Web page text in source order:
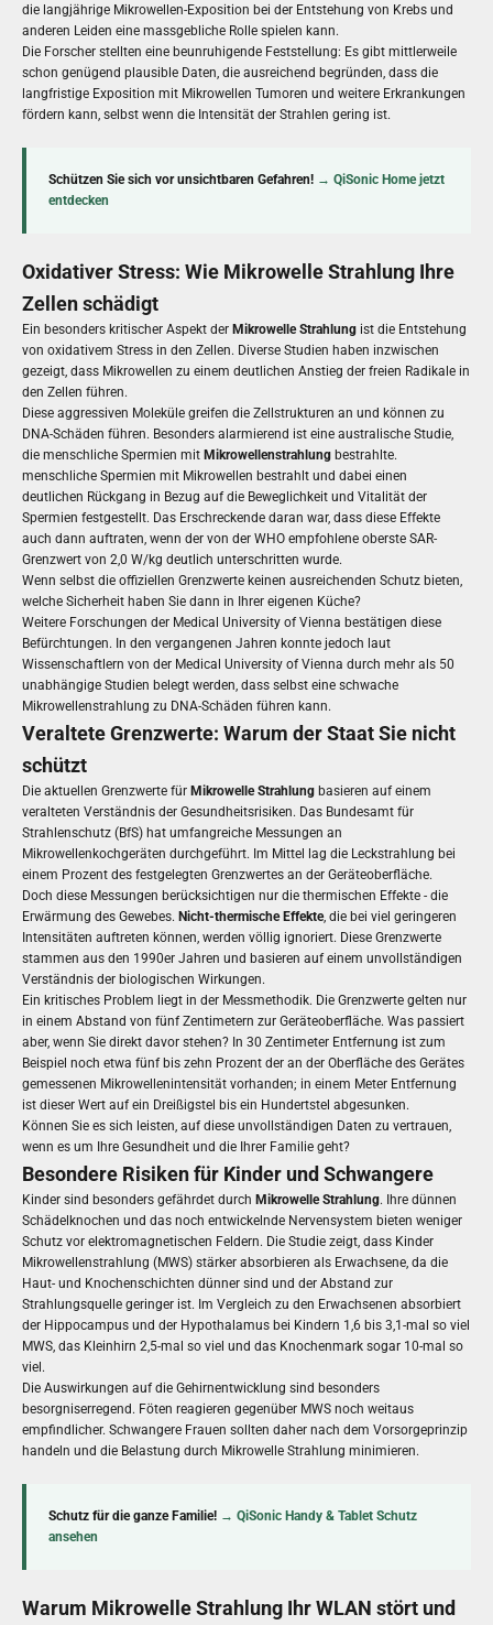
die langjährige Mikrowellen-Exposition bei der Entstehung von Krebs und
anderen Leiden eine massgebliche Rolle spielen kann.
Die Forscher stellten eine beunruhigende Feststellung: Es gibt mittlerweile
schon genügend plausible Daten, die ausreichend begründen, dass die
langfristige Exposition mit Mikrowellen Tumoren und weitere Erkrankungen
fördern kann, selbst wenn die Intensität der Strahlen gering ist.
Schützen Sie sich vor unsichtbaren Gefahren! → QiSonic Home jetzt
entdecken
Oxidativer Stress: Wie Mikrowelle Strahlung Ihre
Zellen schädigt
Ein besonders kritischer Aspekt der Mikrowelle Strahlung ist die Entstehung
von oxidativem Stress in den Zellen. Diverse Studien haben inzwischen
gezeigt, dass Mikrowellen zu einem deutlichen Anstieg der freien Radikale in
den Zellen führen.
Diese aggressiven Moleküle greifen die Zellstrukturen an und können zu
DNA-Schäden führen. Besonders alarmierend ist eine australische Studie,
die menschliche Spermien mit Mikrowellenstrahlung bestrahlte.
menschliche Spermien mit Mikrowellen bestrahlt und dabei einen
deutlichen Rückgang in Bezug auf die Beweglichkeit und Vitalität der
Spermien festgestellt. Das Erschreckende daran war, dass diese Effekte
auch dann auftraten, wenn der von der WHO empfohlene oberste SAR-
Grenzwert von 2,0 W/kg deutlich unterschritten wurde.
Wenn selbst die offiziellen Grenzwerte keinen ausreichenden Schutz bieten,
welche Sicherheit haben Sie dann in Ihrer eigenen Küche?
Weitere Forschungen der Medical University of Vienna bestätigen diese
Befürchtungen. In den vergangenen Jahren konnte jedoch laut
Wissenschaftlern von der Medical University of Vienna durch mehr als 50
unabhängige Studien belegt werden, dass selbst eine schwache
Mikrowellenstrahlung zu DNA-Schäden führen kann.
Veraltete Grenzwerte: Warum der Staat Sie nicht
schützt
Die aktuellen Grenzwerte für Mikrowelle Strahlung basieren auf einem
veralteten Verständnis der Gesundheitsrisiken. Das Bundesamt für
Strahlenschutz (BfS) hat umfangreiche Messungen an
Mikrowellenkochgeräten durchgeführt. Im Mittel lag die Leckstrahlung bei
einem Prozent des festgelegten Grenzwertes an der Geräteoberfläche.
Doch diese Messungen berücksichtigen nur die thermischen Effekte - die
Erwärmung des Gewebes. Nicht-thermische Effekte, die bei viel geringeren
Intensitäten auftreten können, werden völlig ignoriert. Diese Grenzwerte
stammen aus den 1990er Jahren und basieren auf einem unvollständigen
Verständnis der biologischen Wirkungen.
Ein kritisches Problem liegt in der Messmethodik. Die Grenzwerte gelten nur
in einem Abstand von fünf Zentimetern zur Geräteoberfläche. Was passiert
aber, wenn Sie direkt davor stehen? In 30 Zentimeter Entfernung ist zum
Beispiel noch etwa fünf bis zehn Prozent der an der Oberfläche des Gerätes
gemessenen Mikrowellenintensität vorhanden; in einem Meter Entfernung
ist dieser Wert auf ein Dreißigstel bis ein Hundertstel abgesunken.
Können Sie es sich leisten, auf diese unvollständigen Daten zu vertrauen,
wenn es um Ihre Gesundheit und die Ihrer Familie geht?
Besondere Risiken für Kinder und Schwangere
Kinder sind besonders gefährdet durch Mikrowelle Strahlung. Ihre dünnen
Schädelknochen und das noch entwickelnde Nervensystem bieten weniger
Schutz vor elektromagnetischen Feldern. Die Studie zeigt, dass Kinder
Mikrowellenstrahlung (MWS) stärker absorbieren als Erwachsene, da die
Haut- und Knochenschichten dünner sind und der Abstand zur
Strahlungsquelle geringer ist. Im Vergleich zu den Erwachsenen absorbiert
der Hippocampus und der Hypothalamus bei Kindern 1,6 bis 3,1-mal so viel
MWS, das Kleinhirn 2,5-mal so viel und das Knochenmark sogar 10-mal so
viel.
Die Auswirkungen auf die Gehirnentwicklung sind besonders
besorgniserregend. Föten reagieren gegenüber MWS noch weitaus
empfindlicher. Schwangere Frauen sollten daher nach dem Vorsorgeprinzip
handeln und die Belastung durch Mikrowelle Strahlung minimieren.
Schutz für die ganze Familie! → QiSonic Handy & Tablet Schutz
ansehen
Warum Mikrowelle Strahlung Ihr WLAN stört und